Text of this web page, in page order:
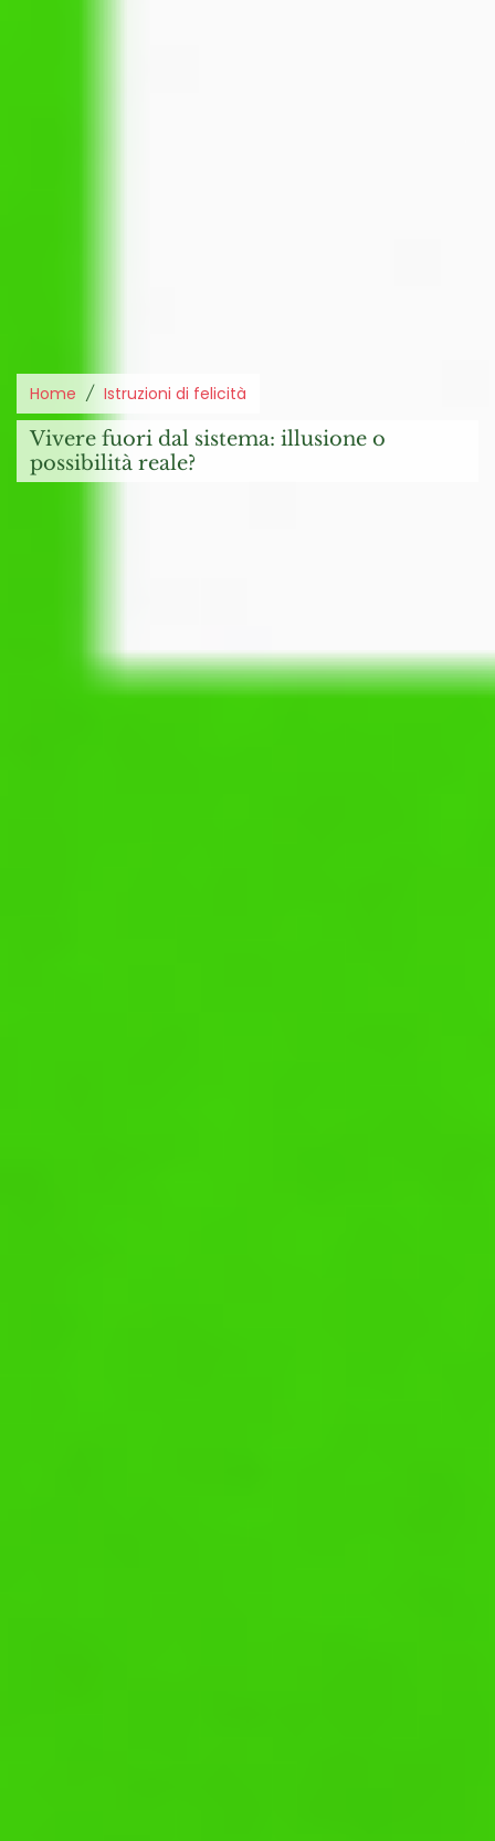
Home Istruzioni di felicità
vivere fuori dal sistema: illusione o
possibilità reale?